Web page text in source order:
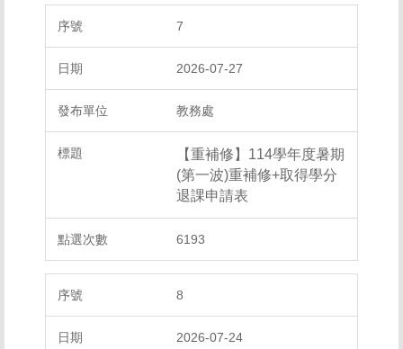
7
2026-07-27
教務處
【重補修】114學年度暑期
(第一波)重補修+取得學分
退課申請表
6193
8
2026-07-24